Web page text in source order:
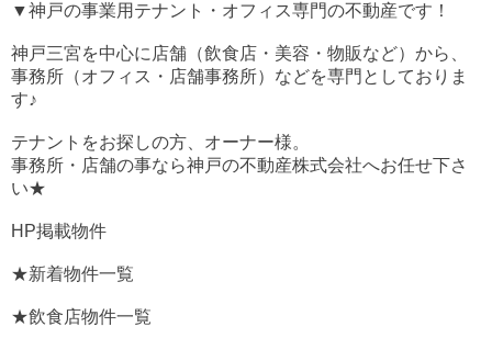
▼神戸の事業用テナント・オフィス専門の不動産です！
神戸三宮を中心に店舗（飲食店・美容・物販など）から、
事務所（オフィス・店舗事務所）などを専門としておりま
す♪
テナントをお探しの方、オーナー様。
事務所・店舗の事なら神戸の不動産株式会社へお任せ下さ
い★
HP掲載物件
★新着物件一覧
★飲食店物件一覧